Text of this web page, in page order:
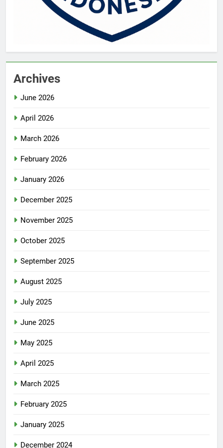
Archives
June 2026
April 2026
March 2026
February 2026
January 2026
December 2025
November 2025
October 2025
September 2025
August 2025
July 2025
June 2025
May 2025
April 2025
March 2025
February 2025
January 2025
December 2024